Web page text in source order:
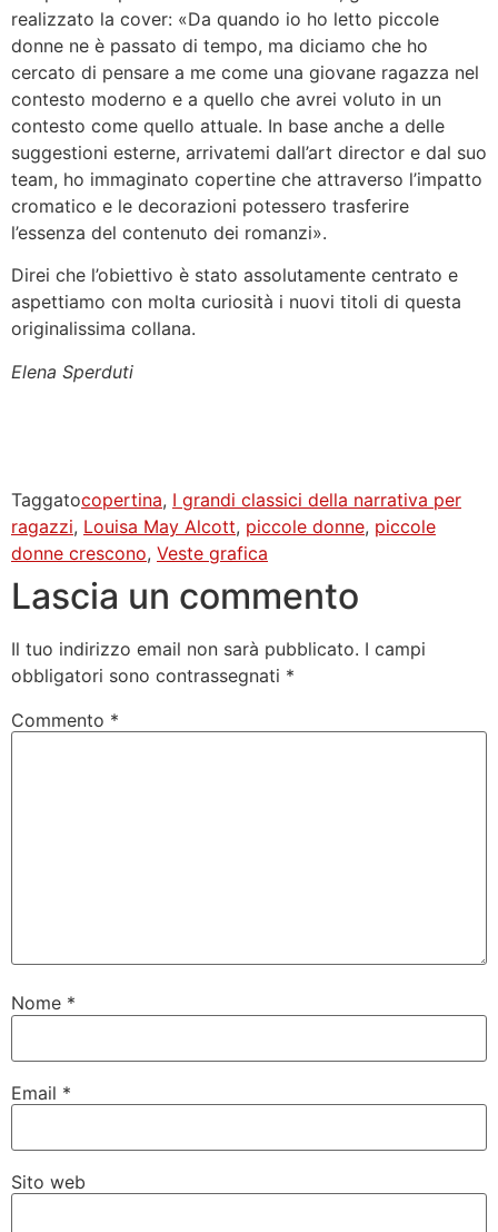
realizzato la cover: «Da quando io ho letto piccole
donne ne è passato di tempo, ma diciamo che ho
cercato di pensare a me come una giovane ragazza nel
contesto moderno e a quello che avrei voluto in un
contesto come quello attuale. In base anche a delle
suggestioni esterne, arrivatemi dall’art director e dal suo
team, ho immaginato copertine che attraverso l’impatto
cromatico e le decorazioni potessero trasferire
l’essenza del contenuto dei romanzi».
Direi che l’obiettivo è stato assolutamente centrato e
aspettiamo con molta curiosità i nuovi titoli di questa
originalissima collana.
Elena Sperduti
Taggatocopertina, I grandi classici della narrativa per
ragazzi, Louisa May Alcott, piccole donne, piccole
donne crescono, Veste grafica
Lascia un commento
Il tuo indirizzo email non sarà pubblicato. I campi
obbligatori sono contrassegnati *
Commento *
Nome *
Email *
Sito web